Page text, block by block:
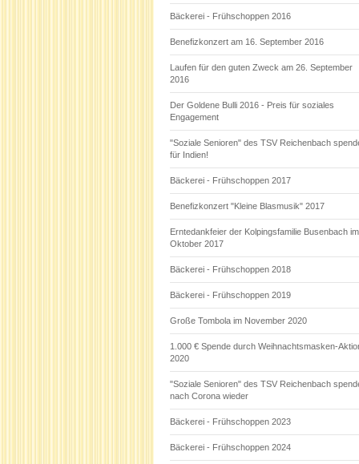
Bäckerei - Frühschoppen 2016
Benefizkonzert am 16. September 2016
Laufen für den guten Zweck am 26. September
2016
Der Goldene Bulli 2016 - Preis für soziales
Engagement
"Soziale Senioren" des TSV Reichenbach
für Indien!
Bäckerei - Frühschoppen 2017
Benefizkonzert "Kleine Blasmusik" 2017
Erntedankfeier der Kolpingsfamilie Busenbach im
Oktober 2017
Bäckerei - Frühschoppen 2018
Bäckerei - Frühschoppen 2019
Große Tombola im November 2020
1.000 € Spende durch Weihnachtsmasken-
2020
"Soziale Senioren" des TSV Reichenbach
nach Corona wieder
Bäckerei - Frühschoppen 2023
Bäckerei - Frühschoppen 2024